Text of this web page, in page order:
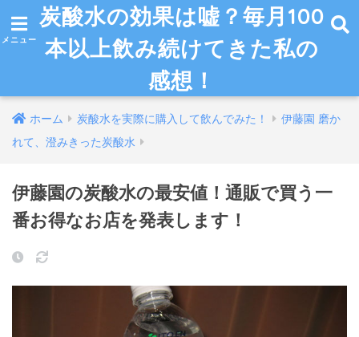
炭酸水の効果は嘘？毎月100
本以上飲み続けてきた私の
感想！
ホーム 炭酸水を実際に購入して飲んでみた！
伊藤園 磨か
れて、澄みきった炭酸水
伊藤園の炭酸水の最安値！通販で買う一
番お得なお店を発表します！